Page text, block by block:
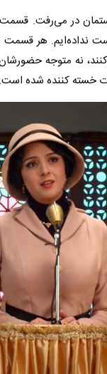
در می‌رفت.
نه متوجه
خسته کننده شده است.